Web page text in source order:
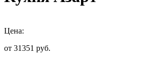
Цена:
от 31351 руб.